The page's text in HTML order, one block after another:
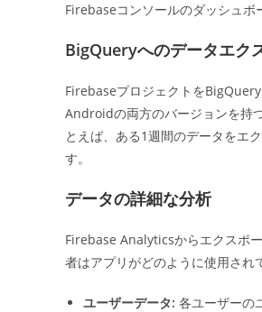
Firebaseコンソールのダッシュボ
BigQueryへのデータエク
Firebaseプロジェクトを
Androidの両方のバージョンを持
とえば、ある1週間のデータをエ
す。
データの詳細な分析
Firebase Analyticsからエクスポ
者はアプリがどのように使用され
ユーザーデータ: 各ユーザーの